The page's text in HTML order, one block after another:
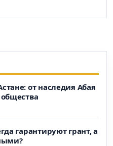
от наследия Абая
гарантируют грант, а